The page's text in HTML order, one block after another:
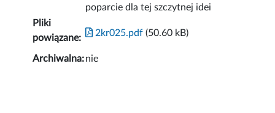
poparcie dla tej szczytnej idei
Pliki
powiązane:
2kr025.pdf (50.60 kB)
Archiwalna:nie